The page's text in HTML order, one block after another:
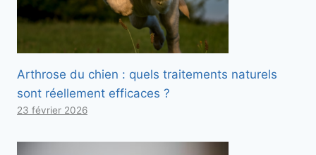
Arthrose du chien : quels traitements naturels
sont réellement efficaces ?
23 février 2026